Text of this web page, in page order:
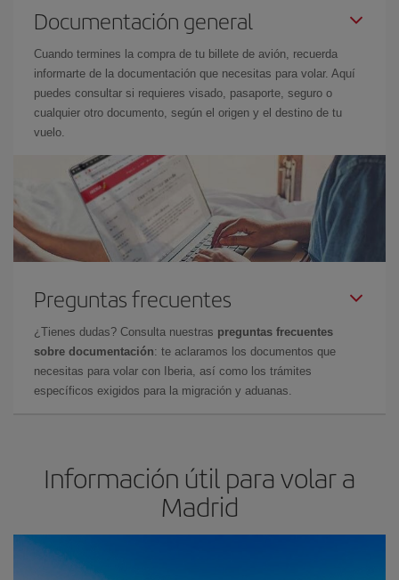
Documentación general
Cuando termines la compra de tu billete de avión, recuerda
informarte de la documentación que necesitas para volar. Aquí
puedes consultar si requieres visado, pasaporte, seguro o
cualquier otro documento, según el origen y el destino de tu
vuelo.
Preguntas frecuentes
¿Tienes dudas? Consulta nuestras preguntas frecuentes
sobre documentación: te aclaramos los documentos que
necesitas para volar con Iberia, así como los trámites
específicos exigidos para la migración y aduanas.
Información útil para volar a
Madrid